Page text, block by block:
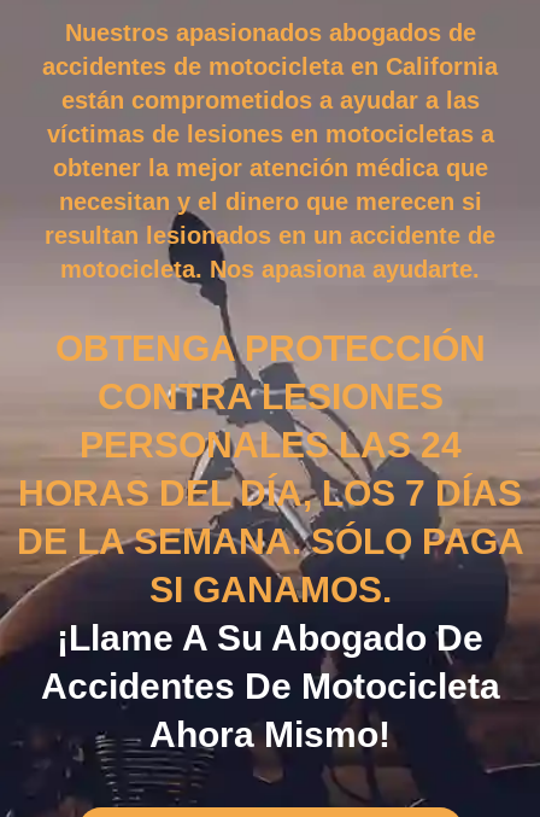
Nuestros apasionados abogados de
accidentes de motocicleta en California
están comprometidos a ayudar a las
víctimas de lesiones en motocicletas a
obtener la mejor atención médica que
necesitan y el dinero que merecen si
resultan lesionados en un accidente de
motocicleta. Nos apasiona ayudarte.
OBTENGA PROTECCIÓN
CONTRA LESIONES
PERSONALES LAS 24
HORAS DEL DÍA, LOS 7 DÍAS
DE LA SEMANA. SÓLO PAGA
SI GANAMOS.
¡Llame A Su Abogado De
Accidentes De Motocicleta
Ahora Mismo!